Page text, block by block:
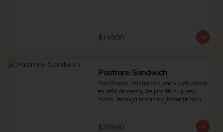
$149.00
Pastrami Sandwich
Pan Blanco, Pastrami curado y ahumado
en leña de mesquite por 9hrs, queso
suizo, lechuga italiana y jitomate bola. *
$259.00